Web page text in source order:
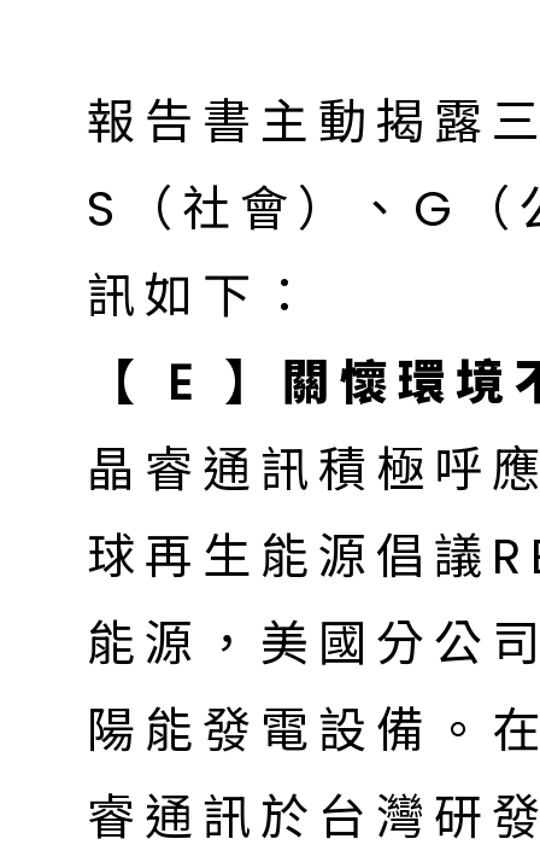
報告書主動揭露
S（社會）、G
訊如下：
【 E 】關懷環境
晶睿通訊積極呼
球再生能源倡議
能源，美國分公
陽能發電設備。
睿通訊於台灣研